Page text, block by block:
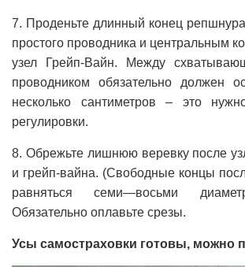
7. Проденьте длинный конец
простого проводника и центральным
узел Грейп-Вайн. Между
проводником обязательно должен
несколько сантиметров – это
регулировки.
8. Обрежьте лишнюю веревку после
и грейп-вайна. (Свободные концы
равняться семи—восьми
Обязательно оплавьте срезы.
Усы самостраховки готовы, можно